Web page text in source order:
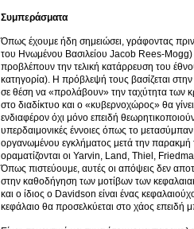
Συμπεράσματα
Όπως έχουμε ήδη σημειώσει, γράφοντας
του Ηνωμένου Βασιλείου Jacob Rees-
προβλέπουν την τελική κατάρρευση του
κατηγορία). Η πρόβλεψή τους βασίζεται
σε θέση να «προλάβουν» την ταχύτητα των
στο διαδίκτυο και ο «κυβερνοχώρος» θα
ενδιαφέρον όχι μόνο επειδή
υπερδαιμονικές έννοιες όπως το
οργανωμένου εγκλήματος μετά την παρακμή
οραματίζονται οι Yarvin, Land, Thiel,
Όπως πιστεύουμε, αυτές οι απόψεις δεν
στην καθοδήγηση των μοτίβων των
και ο ίδιος ο Davidson είναι ένας
κεφάλαιο θα προσελκύεται στο χάος επειδή